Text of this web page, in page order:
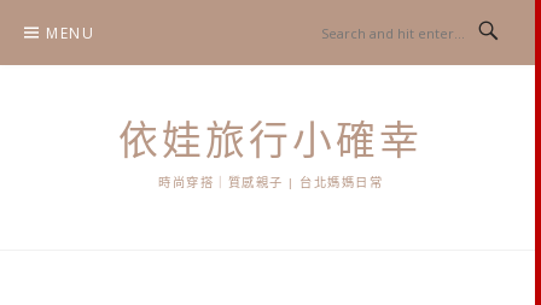
content
MENU
依娃旅行小確幸
時尚穿搭｜質感親子 | 台北媽媽日常